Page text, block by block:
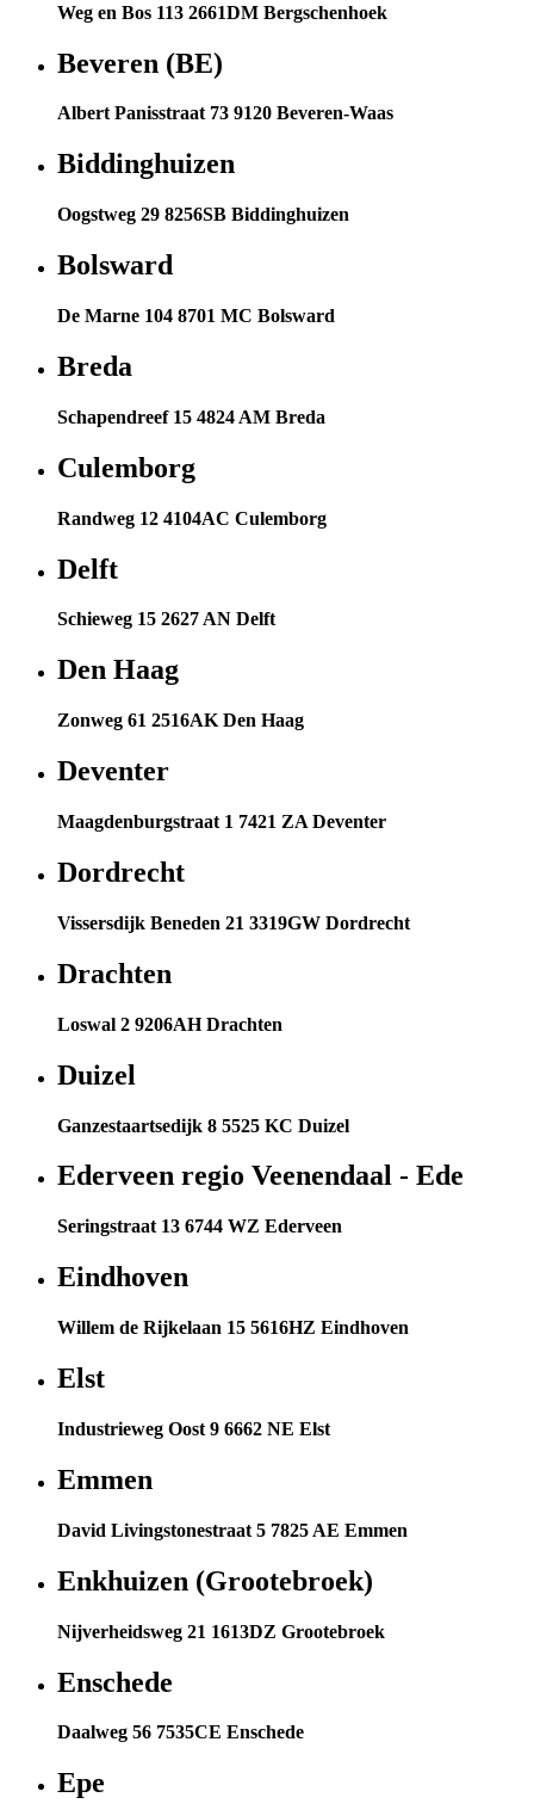
Weg en Bos 113 2661DM Bergschenhoek
Beveren (BE)
Albert Panisstraat 73 9120 Beveren-Waas
Biddinghuizen
Oogstweg 29 8256SB Biddinghuizen
Bolsward
De Marne 104 8701 MC Bolsward
Breda
Schapendreef 15 4824 AM Breda
Culemborg
Randweg 12 4104AC Culemborg
Delft
Schieweg 15 2627 AN Delft
Den Haag
Zonweg 61 2516AK Den Haag
Deventer
Maagdenburgstraat 1 7421 ZA Deventer
Dordrecht
Vissersdijk Beneden 21 3319GW Dordrecht
Drachten
Loswal 2 9206AH Drachten
Duizel
Ganzestaartsedijk 8 5525 KC Duizel
Ederveen regio Veenendaal - Ede
Seringstraat 13 6744 WZ Ederveen
Eindhoven
Willem de Rijkelaan 15 5616HZ Eindhoven
Elst
Industrieweg Oost 9 6662 NE Elst
Emmen
David Livingstonestraat 5 7825 AE Emmen
Enkhuizen (Grootebroek)
Nijverheidsweg 21 1613DZ Grootebroek
Enschede
Daalweg 56 7535CE Enschede
Epe